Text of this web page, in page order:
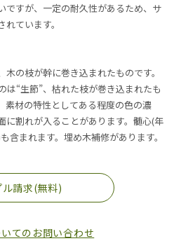
ですが、一定の耐久性があるため、サ
ています。
の枝が幹に巻き込まれたものです。
は“生節”、枯れた枝が巻き込まれたも
素材の特性としてある程度の色の濃
に割れが入ることがあります。髄心(年
含まれます。埋め木補修があります。
ル請求(無料)
てのお問い合わせ